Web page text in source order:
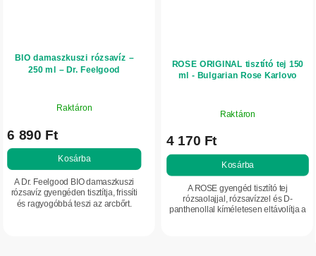
BIO damaszkuszi rózsavíz –
250 ml – Dr. Feelgood
Raktáron
6 890 Ft
Kosárba
A Dr. Feelgood BIO damaszkuszi
rózsavíz gyengéden tisztítja, frissíti
és ragyogóbbá teszi az arcbőrt.
ROSE ORIGINAL tisztító tej 150
ml - Bulgarian Rose Karlovo
Raktáron
4 170 Ft
Kosárba
A ROSE gyengéd tisztító tej
rózsaolajjal, rózsavízzel és D-
panthenollal kíméletesen eltávolítja a